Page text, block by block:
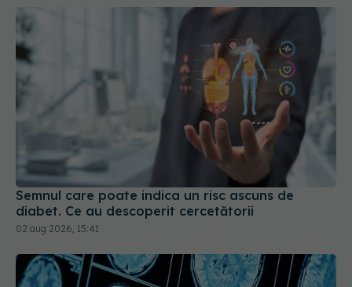
Semnul care poate indica un risc ascuns de
diabet. Ce au descoperit cercetătorii
02 aug 2026, 15:41